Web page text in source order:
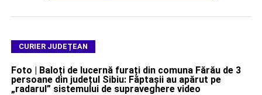
CURIER JUDEȚEAN
Foto | Baloți de lucernă furați din comuna Fărău de 3
persoane din județul Sibiu: Făptașii au apărut pe
„radarul” sistemului de supraveghere video